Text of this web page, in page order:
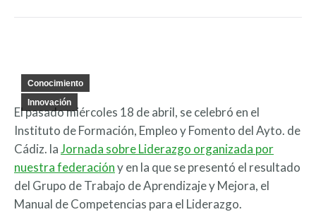
Conocimiento
Innovación
El pasado miércoles 18 de abril, se celebró en el
Instituto de Formación, Empleo y Fomento del Ayto. de
Cádiz. laJornada sobre Liderazgo organizada por
nuestra federacióny en la que se presentó el resultado
del Grupo de Trabajo de Aprendizaje y Mejora, el
Manual de Competencias para el Liderazgo.